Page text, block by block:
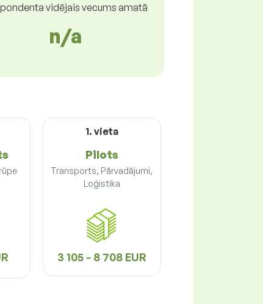
vidējais vecums amatā
n/a
1. vieta
Pilots
Transports, Pārvadājumi,
Loģistika
3 105 - 8 708 EUR